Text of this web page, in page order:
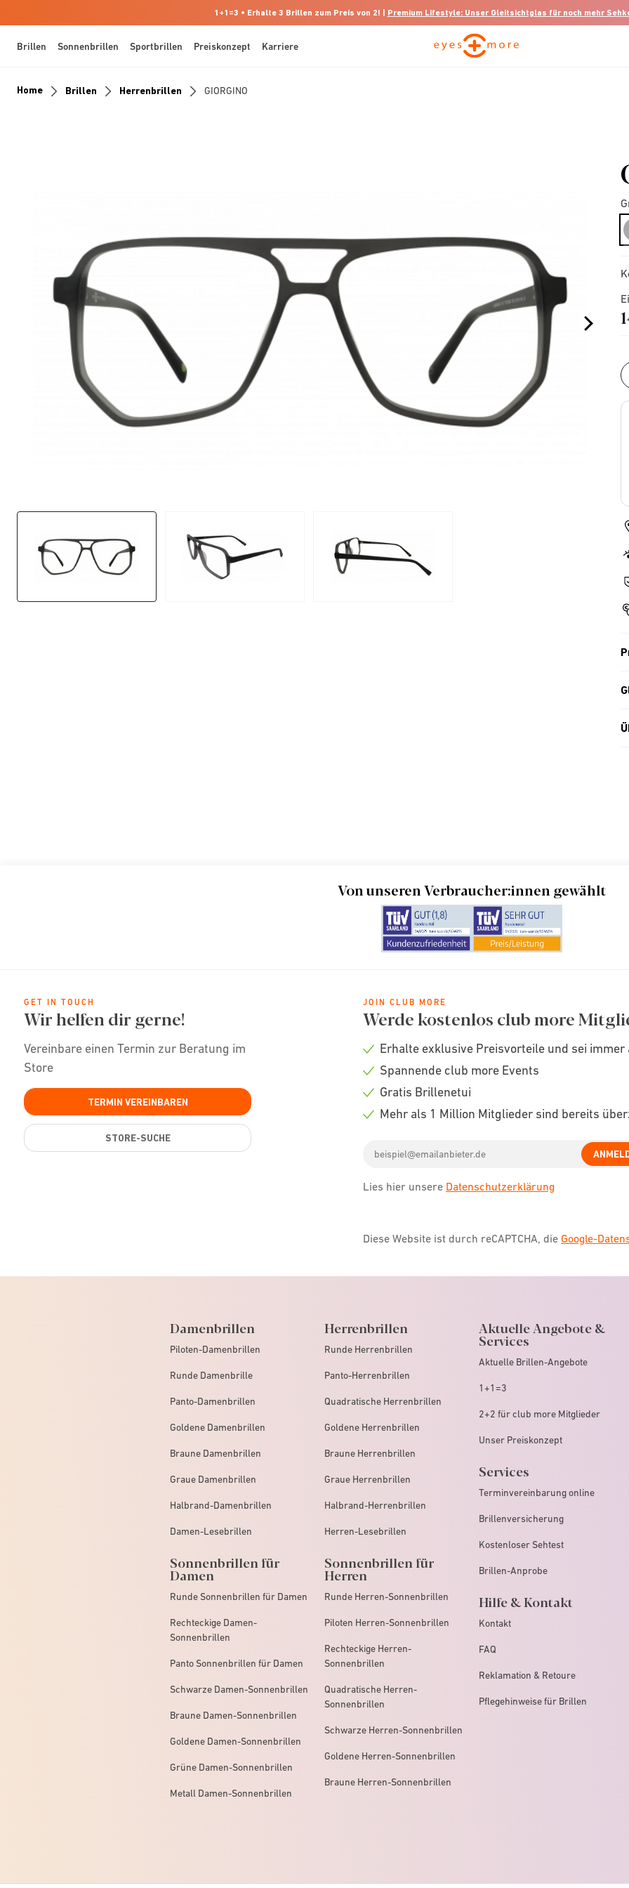
1+1=3 • Erhalte 3 Brillen zum Preis von 2! | Premium Lifestyle: Unser Gleitsichtglas für noch mehr
Brillen Sonnenbrillen Sportbrillen Preiskonzept Karriere
Home Brillen Herrenbrillen GIORGINO
Von unseren Verbraucher:innen gewählt
GET IN TOUCH
Wir helfen dir gerne!
Vereinbare einen Termin zur Beratung im
Store
TERMIN VEREINBAREN
STORE-SUCHE
JOIN CLUB MORE
Werde kostenlos club more
Check
Erhalte exklusive Preisvorteile und sei
Check
Spannende club more Events
Check
Gratis Brillenetui
Mehr als 1 Million Mitglieder sind bereits
address
Lies hier unsere Datenschutzerklärung
Diese Website ist durch reCAPTCHA, die Google-
Damenbrillen
Piloten-Damenbrillen
Runde Damenbrille
Panto-Damenbrillen
Goldene Damenbrillen
Braune Damenbrillen
Graue Damenbrillen
Halbrand-Damenbrillen
Damen-Lesebrillen
Sonnenbrillen für
Damen
Runde Sonnenbrillen für Damen
Rechteckige Damen-
Sonnenbrillen
Panto Sonnenbrillen für Damen
Schwarze Damen-Sonnenbrillen
Braune Damen-Sonnenbrillen
Goldene Damen-Sonnenbrillen
Grüne Damen-Sonnenbrillen
Metall Damen-Sonnenbrillen
Herrenbrillen
Runde Herrenbrillen
Panto-Herrenbrillen
Quadratische Herrenbrillen
Goldene Herrenbrillen
Braune Herrenbrillen
Graue Herrenbrillen
Halbrand-Herrenbrillen
Herren-Lesebrillen
Sonnenbrillen für
Herren
Runde Herren-Sonnenbrillen
Piloten Herren-Sonnenbrillen
Rechteckige Herren-
Sonnenbrillen
Quadratische Herren-
Sonnenbrillen
Schwarze Herren-Sonnenbrillen
Goldene Herren-Sonnenbrillen
Braune Herren-Sonnenbrillen
Aktuelle Angebote &
Services
Aktuelle Brillen-Angebote
1+1=3
2+2 für club more Mitglieder
Unser Preiskonzept
Services
Terminvereinbarung online
Brillenversicherung
Kostenloser Sehtest
Brillen-Anprobe
Hilfe & Kontakt
Kontakt
FAQ
Reklamation & Retoure
Pflegehinweise für Brillen